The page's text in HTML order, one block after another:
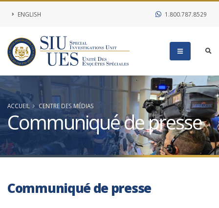
ENGLISH 1.800.787.8529
ACCUEIL CENTRE DES MÉDIAS
Communiqué de presse
Communiqué de presse